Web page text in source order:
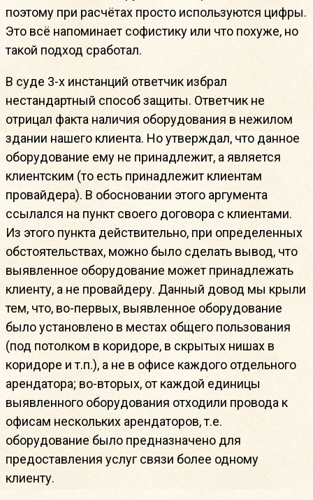
поэтому при расчётах просто используются цифры.
Это всё напоминает софистику или что похуже, но
такой подход сработал.
В суде 3-х инстанций ответчик избрал
нестандартный способ защиты. Ответчик не
отрицал факта наличия оборудования в нежилом
здании нашего клиента. Но утверждал, что данное
оборудование ему не принадлежит, а является
клиентским (то есть принадлежит клиентам
провайдера). В обосновании этого аргумента
ссылался на пункт своего договора с клиентами.
Из этого пункта действительно, при определенных
обстоятельствах, можно было сделать вывод, что
выявленное оборудование может принадлежать
клиенту, а не провайдеру. Данный довод мы крыли
тем, что, во-первых, выявленное оборудование
было установлено в местах общего пользования
(под потолком в коридоре, в скрытых нишах в
коридоре и т.п.), а не в офисе каждого отдельного
арендатора; во-вторых, от каждой единицы
выявленного оборудования отходили провода к
офисам нескольких арендаторов, т.е.
оборудование было предназначено для
предоставления услуг связи более одному
клиенту.